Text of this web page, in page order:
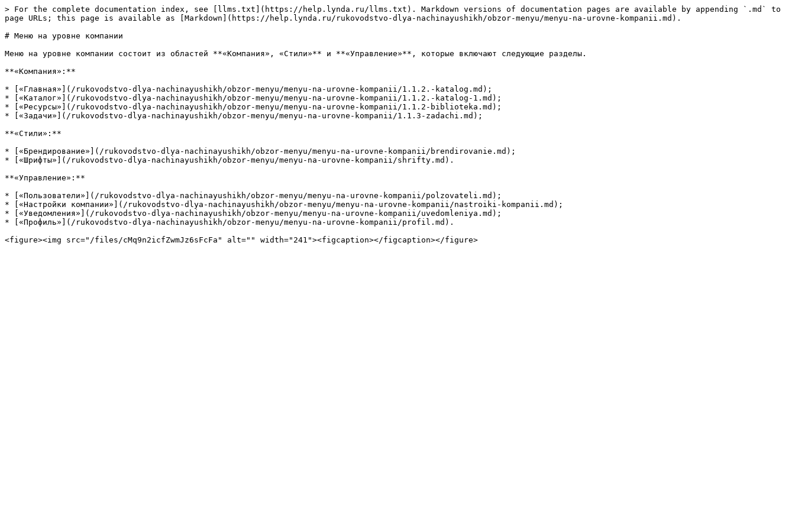
> For the complete documentation index, see [llms.txt](https://help.lynda.ru/llms.txt). Markdown versions of documentation pages are available by appending `.md` to
page URLs; this page is available as [Markdown](https://help.lynda.ru/rukovodstvo-dlya-nachinayushikh/obzor-menyu/menyu-na-urovne-kompanii.md).
# Меню на уровне компании
Меню на уровне компании состоит из областей **«Компания», «Стили»** и **«Управление»**, которые включают следующие разделы.
**«Компания»:**
* [«Главная»](/rukovodstvo-dlya-nachinayushikh/obzor-menyu/menyu-na-urovne-kompanii/1.1.2.-katalog.md);
* [«Каталог»](/rukovodstvo-dlya-nachinayushikh/obzor-menyu/menyu-na-urovne-kompanii/1.1.2.-katalog-1.md);
* [«Ресурсы»](/rukovodstvo-dlya-nachinayushikh/obzor-menyu/menyu-na-urovne-kompanii/1.1.2-biblioteka.md);
* [«Задачи»](/rukovodstvo-dlya-nachinayushikh/obzor-menyu/menyu-na-urovne-kompanii/1.1.3-zadachi.md);
**«Стили»:**
* [«Брендирование»](/rukovodstvo-dlya-nachinayushikh/obzor-menyu/menyu-na-urovne-kompanii/brendirovanie.md);
* [«Шрифты»](/rukovodstvo-dlya-nachinayushikh/obzor-menyu/menyu-na-urovne-kompanii/shrifty.md).
**«Управление»:**
* [«Пользователи»](/rukovodstvo-dlya-nachinayushikh/obzor-menyu/menyu-na-urovne-kompanii/polzovateli.md);
* [«Настройки компании»](/rukovodstvo-dlya-nachinayushikh/obzor-menyu/menyu-na-urovne-kompanii/nastroiki-kompanii.md);
* [«Уведомления»](/rukovodstvo-dlya-nachinayushikh/obzor-menyu/menyu-na-urovne-kompanii/uvedomleniya.md);
* [«Профиль»](/rukovodstvo-dlya-nachinayushikh/obzor-menyu/menyu-na-urovne-kompanii/profil.md).